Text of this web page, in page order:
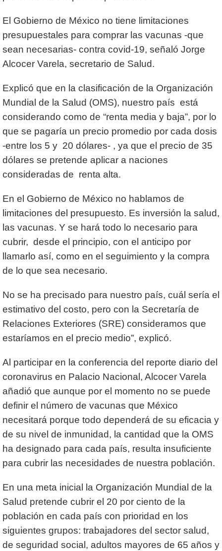
El Gobierno de México no tiene limitaciones
presupuestales para comprar las vacunas -que
sean necesarias- contra covid-19, señaló Jorge
Alcocer Varela, secretario de Salud.
Explicó que en la clasificación de la Organización
Mundial de la Salud (OMS), nuestro país está
considerando como de “renta media y baja”, por lo
que se pagaría un precio promedio por cada dosis
-entre los 5 y 20 dólares- , ya que el precio de 35
dólares se pretende aplicar a naciones
consideradas de renta alta.
En el Gobierno de México no hablamos de
limitaciones del presupuesto. Es inversión la salud,
las vacunas. Y se hará todo lo necesario para
cubrir, desde el principio, con el anticipo por
llamarlo así, como en el seguimiento y la compra
de lo que sea necesario.
No se ha precisado para nuestro país, cuál sería el
estimativo del costo, pero con la Secretaría de
Relaciones Exteriores (SRE) consideramos que
estaríamos en el precio medio”, explicó.
Al participar en la conferencia del reporte diario del
coronavirus en Palacio Nacional, Alcocer Varela
añadió que aunque por el momento no se puede
definir el número de vacunas que México
necesitará porque todo dependerá de su eficacia y
de su nivel de inmunidad, la cantidad que la OMS
ha designado para cada país, resulta insuficiente
para cubrir las necesidades de nuestra población.
En una meta inicial la Organización Mundial de la
Salud pretende cubrir el 20 por ciento de la
población en cada país con prioridad en los
siguientes grupos: trabajadores del sector salud,
de seguridad social, adultos mayores de 65 años y